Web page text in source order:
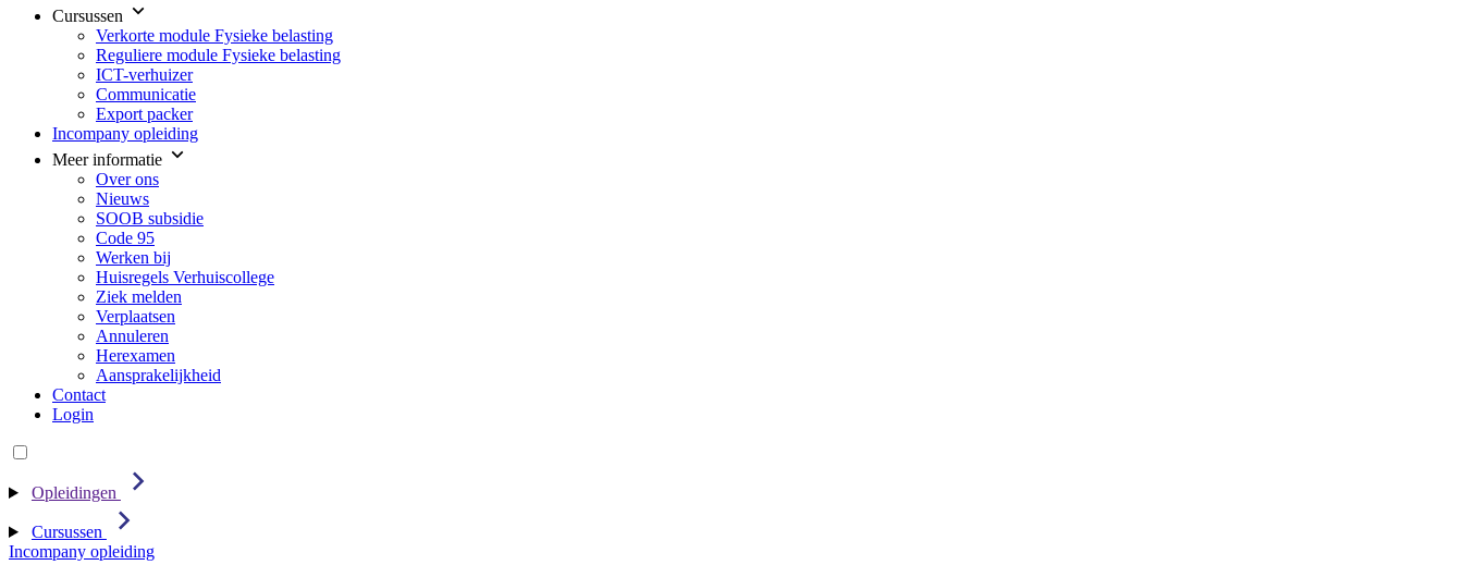
Cursussen
Verkorte module Fysieke belasting
Reguliere module Fysieke belasting
ICT-verhuizer
Communicatie
Export packer
Incompany opleiding
Meer informatie
Over ons
Nieuws
SOOB subsidie
Code 95
Werken bij
Huisregels Verhuiscollege
Ziek melden
Verplaatsen
Annuleren
Herexamen
Aansprakelijkheid
Contact
Login
Opleidingen
Cursussen
Incompany opleiding